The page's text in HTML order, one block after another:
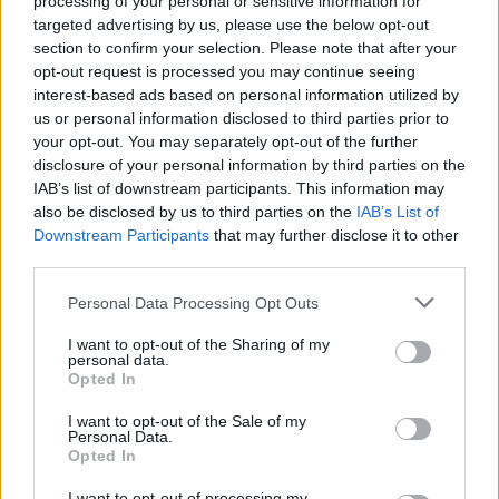
targeted advertising by us, please use the below opt-out
section to confirm your selection. Please note that after your
opt-out request is processed you may continue seeing
interest-based ads based on personal information utilized by
us or personal information disclosed to third parties prior to
your opt-out. You may separately opt-out of the further
disclosure of your personal information by third parties on the
IAB’s list of downstream participants. This information may
also be disclosed by us to third parties on the IAB’s List of
Downstream Participants that may further disclose it to other
Personal Data Processing Opt Outs
I want to opt-out of the Sharing of my
personal data.
Opted In
I want to opt-out of the Sale of my
Personal Data.
Opted In
00:02:08
Aukštaitijos pučiamųjų orkestras Nyderlanduose
apgynė čempionų vardą
Žinios | Lietuvos diena
Visi įrašai
Žiūrimiausi įrašai
00:00:30
Vaizdai iš tragiškos avarijos Vilniaus r.: dviejų moterų ir
vaiko gyvybių išgelbėti nepavyko
Žinios | Lietuvos diena
00:00:57